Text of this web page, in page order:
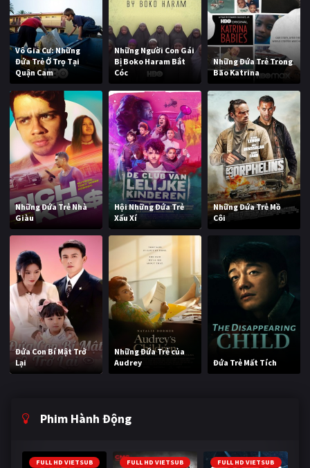
Vô Gia Cư: Những
Đứa Trẻ Ở Trọ Tại
Quận Cam
Những Người Con Gái
Bị Boko Haram Bắt
Cóc
Những Đứa Trẻ Trong
Bão Katrina
Những Đứa Trẻ Nhà
Giàu
Hội Những Đứa Trẻ
Xấu Xí
Những Đứa Trẻ Mồ
Côi
Đứa Con Bí Mật Trở
Lại
Những Đứa Trẻ của
Audrey
Đứa Trẻ Mất Tích
Phim Hành Động
FULL HD VIETSUB FULL HD VIETSUB FULL HD VIETSUB